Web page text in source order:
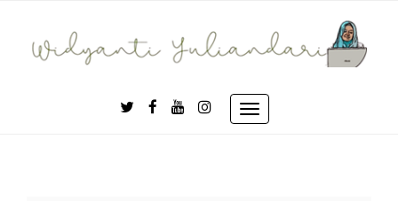
content
Toggle